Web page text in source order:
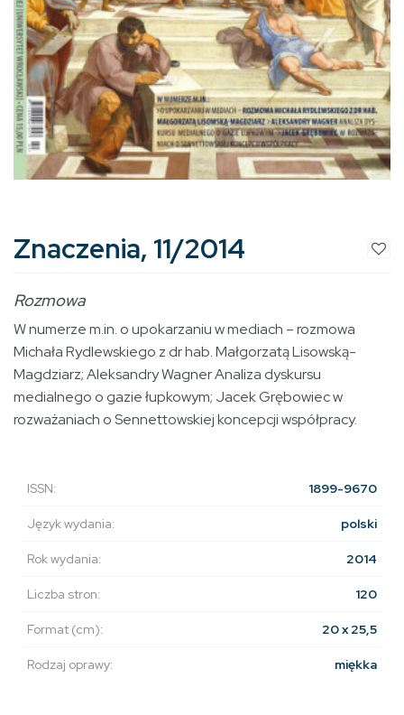
Znaczenia, 11/2014
Rozmowa
W numerze m.in. o upokarzaniu w mediach – rozmowa
Michała Rydlewskiego z dr hab. Małgorzatą Lisowską-
Magdziarz; Aleksandry Wagner Analiza dyskursu
medialnego o gazie łupkowym; Jacek Grębowiec w
rozważaniach o Sennettowskiej koncepcji współpracy.
ISSN: 1899-9670
Język wydania: polski
Rok wydania: 2014
Liczba stron: 120
Format (cm): 20 x 25,5
Rodzaj oprawy: miękka